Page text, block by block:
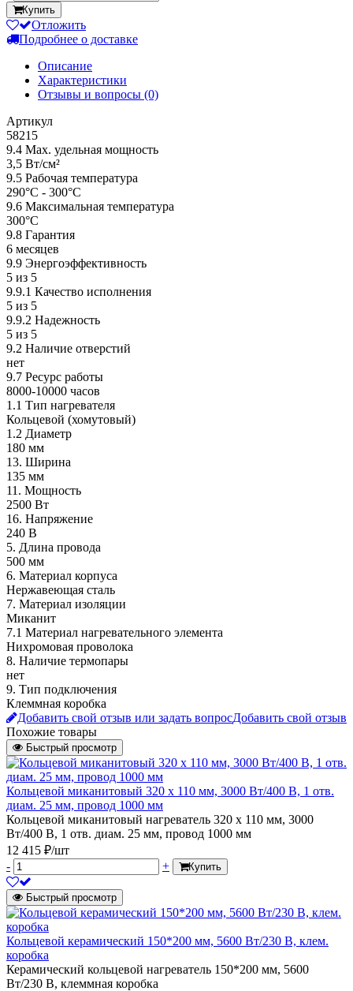
Купить
Отложить
Подробнее о доставке
Описание
Характеристики
Отзывы и вопросы (0)
Артикул
58215
9.4 Мах. удельная мощность
3,5 Вт/см²
9.5 Рабочая температура
290°С - 300°С
9.6 Максимальная температура
300°С
9.8 Гарантия
6 месяцев
9.9 Энергоэффективность
5 из 5
9.9.1 Качество исполнения
5 из 5
9.9.2 Надежность
5 из 5
9.2 Наличие отверстий
нет
9.7 Ресурс работы
8000-10000 часов
1.1 Тип нагревателя
Кольцевой (хомутовый)
1.2 Диаметр
180 мм
13. Ширина
135 мм
11. Мощность
2500 Вт
16. Напряжение
240 В
5. Длина провода
500 мм
6. Материал корпуса
Нержавеющая сталь
7. Материал изоляции
Миканит
7.1 Материал нагревательного элемента
Нихромовая проволока
8. Наличие термопары
нет
9. Тип подключения
Клеммная коробка
Добавить свой отзыв или задать вопросДобавить свой отзыв
Похожие товары
Быстрый просмотр
Кольцевой миканитовый 320 х 110 мм, 3000 Вт/400 В, 1 отв.
диам. 25 мм, провод 1000 мм
Кольцевой миканитовый нагреватель 320 х 110 мм, 3000
Вт/400 В, 1 отв. диам. 25 мм, провод 1000 мм
12 415 ₽/шт
-
+ Купить
Быстрый просмотр
Кольцевой керамический 150*200 мм, 5600 Вт/230 В, клем.
коробка
Керамический кольцевой нагреватель 150*200 мм, 5600
Вт/230 В, клеммная коробка